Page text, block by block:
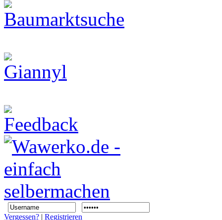
Vergessen? | Registrieren